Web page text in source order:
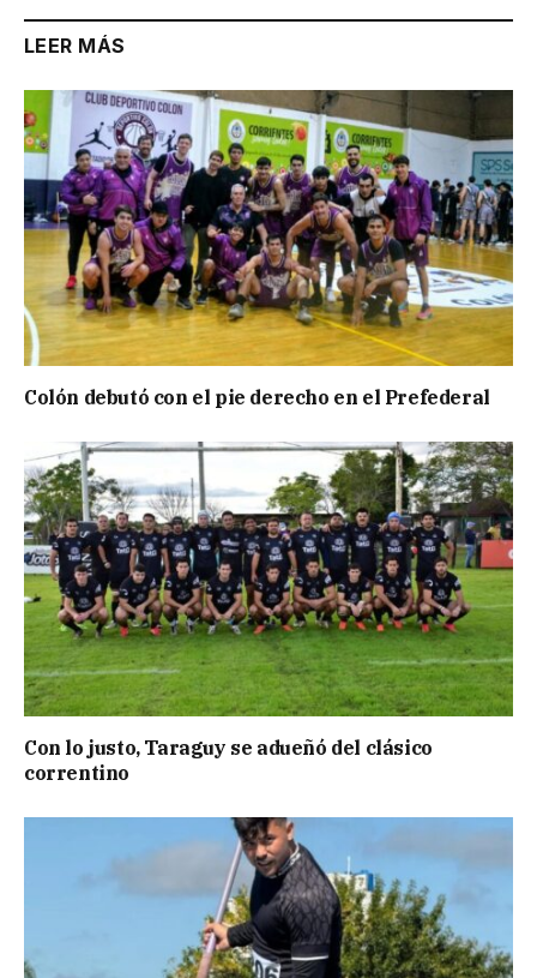
LEER MÁS
Colón debutó con el pie derecho en el Prefederal
Con lo justo, Taraguy se adueñó del clásico
correntino